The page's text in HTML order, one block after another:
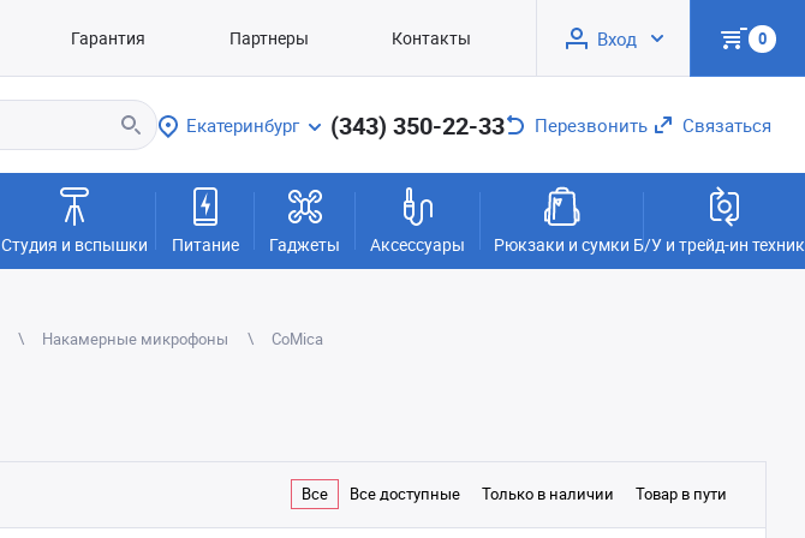
Гарантия Партнеры Контакты Вход 0
Екатеринбург (343) 350-22-33 Перезвонить Связаться
Студия и вспышки Питание Гаджеты Аксессуары Рюкзаки и сумки Б/У и трейд-ин
Накамерные микрофоны CoMica
Все Все доступные Только в наличии Товар в пути